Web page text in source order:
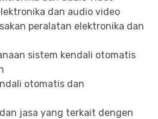
dan audio video
peralatan elektronika dan
sistem kendali otomatis
otomatis dan
jasa yang terkait dengen